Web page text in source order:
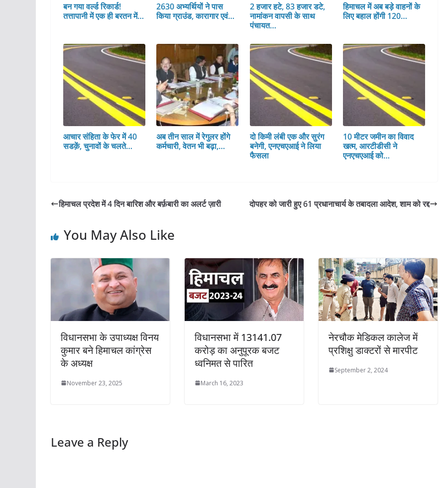
बन गया वर्ल्ड रिकार्ड!
तत्तापानी में एक ही बरतन में…
2630 अभ्यर्थियों ने पास
किया ग्राउंड, कारागार एवं…
2 हजार हटे, 83 हजार डटे,
नामांकन वापसी के साथ
पंचायत…
हिमाचल में अब बड़े वाहनों के
लिए बहाल होंगी 120…
आचार संहिता के फेर में 40
सडक़ें, चुनावों के चलते…
अब तीन साल में रेगुलर होंगे
कर्मचारी, वेतन भी बढ़ा,…
दो किमी लंबी एक और सुरंग
बनेगी, एनएचएआई ने लिया
फैसला
10 मीटर जमीन का विवाद
खत्म, आरटीडीसी ने
एनएचएआई को…
हिमाचल प्रदेश में 4 दिन बारिश और बर्फ़बारी का अलर्ट ज़ारी दोपहर को जारी हुए 61 प्रधानाचार्य के तबादला आदेश, शाम को रद्द
You May Also Like
विधानसभा के उपाध्यक्ष विनय
कुमार बने हिमाचल कांग्रेस
के अध्यक्ष
November 23, 2025
विधानसभा में 13141.07
करोड़ का अनुपूरक बजट
ध्वनिमत से पारित
March 16, 2023
नेरचौक मेडिकल कालेज में
प्रशिक्षु डाक्टरों से मारपीट
September 2, 2024
Leave a Reply